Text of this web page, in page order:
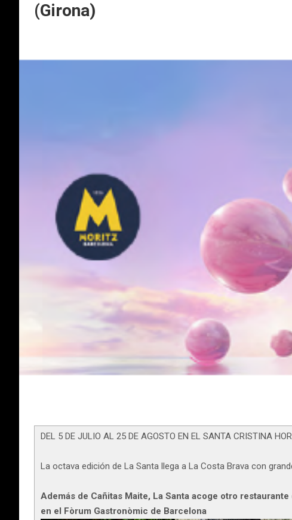
(Girona)
DEL 5 DE JULIO AL 25 DE AGOSTO EN EL SANTA CRISTINA
La octava edición de La Santa llega a La Costa Brava con
Además de Cañitas Maite, La Santa acoge otro
en el Fòrum Gastronòmic de Barcelona